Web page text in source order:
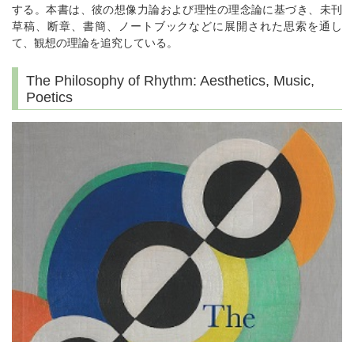
する。本書は、彼の想像力論および理性の理念論に基づき、未刊
草稿、断章、書簡、ノートブックなどに展開された思索を通し
て、観想の理論を追究している。
The Philosophy of Rhythm: Aesthetics, Music,
Poetics